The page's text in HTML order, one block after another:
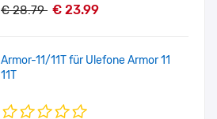
€ 28.79 € 23.99
Armor-11/11T für Ulefone Armor 11
11T